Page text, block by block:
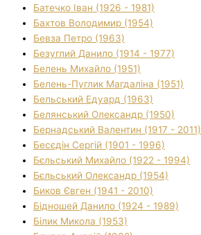
Батечко Іван (1926 - 1981)
Бахтов Володимир (1954)
Бевза Петро (1963)
Безуглий Данило (1914 - 1977)
Белень Михайло (1951)
Белень-Пуглик Магдаліна (1951)
Бельський Едуард (1963)
Белянський Олександр (1950)
Бернадський Валентин (1917 - 2011)
Бесєдін Сергій (1901 - 1996)
Бєльський Михайло (1922 - 1994)
Бєльський Олександр (1954)
Биков Євген (1941 - 2010)
Бідношей Данило (1924 - 1989)
Білик Микола (1953)